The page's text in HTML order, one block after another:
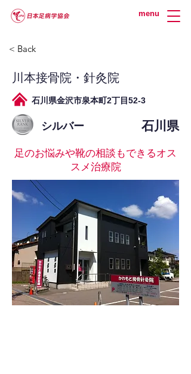
menu
< Back
川本接骨院・針灸院
石川県金沢市泉本町2丁目52-3
シルバー 石川県
足のお悩みや靴の相談もできるオス
スメ治療院